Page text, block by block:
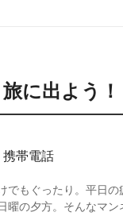
に出よう！
でもぐったり。平日の
曜の夕方。そんなマン